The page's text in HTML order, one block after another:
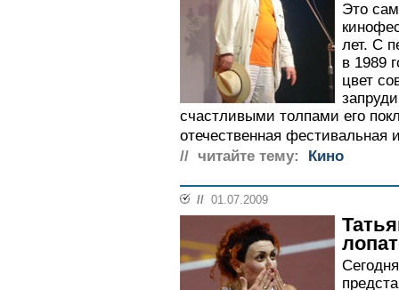
Это
лет. С
в 1989
цвет
счастливыми толпами его
отечественная фестивальная
// читайте тему:
Кино
// 01.07.2009